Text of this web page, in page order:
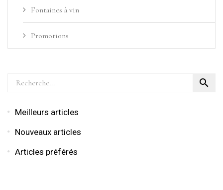
Fontaines à vin
Promotions

Meilleurs articles
Nouveaux articles
Articles préférés